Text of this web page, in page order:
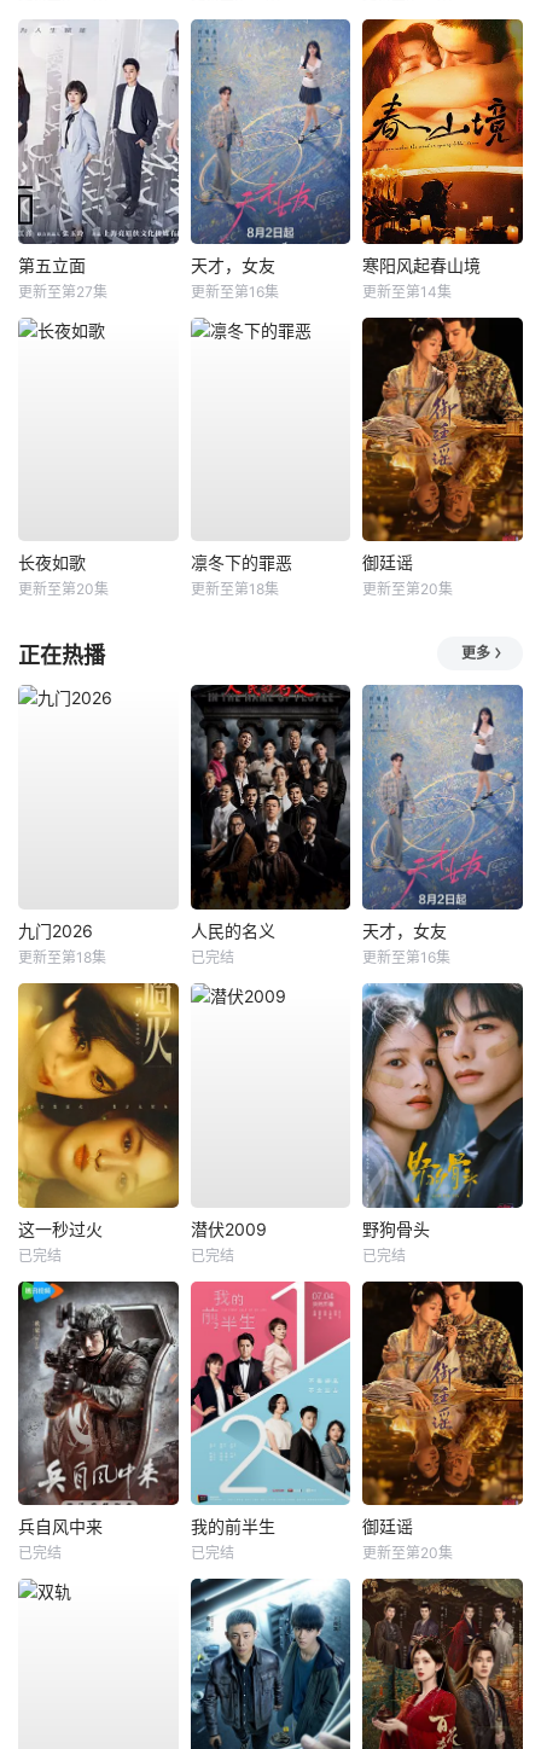
第五立面
更新至第27集
天才，女友
更新至第16集
寒阳风起春山境
更新至第14集
长夜如歌
更新至第20集
凛冬下的罪恶
更新至第18集
御廷谣
更新至第20集
正在热播 更多
九门2026
更新至第18集
人民的名义
已完结
天才，女友
更新至第16集
这一秒过火
已完结
潜伏2009
已完结
野狗骨头
已完结
兵自风中来
已完结
我的前半生
已完结
御廷谣
更新至第20集